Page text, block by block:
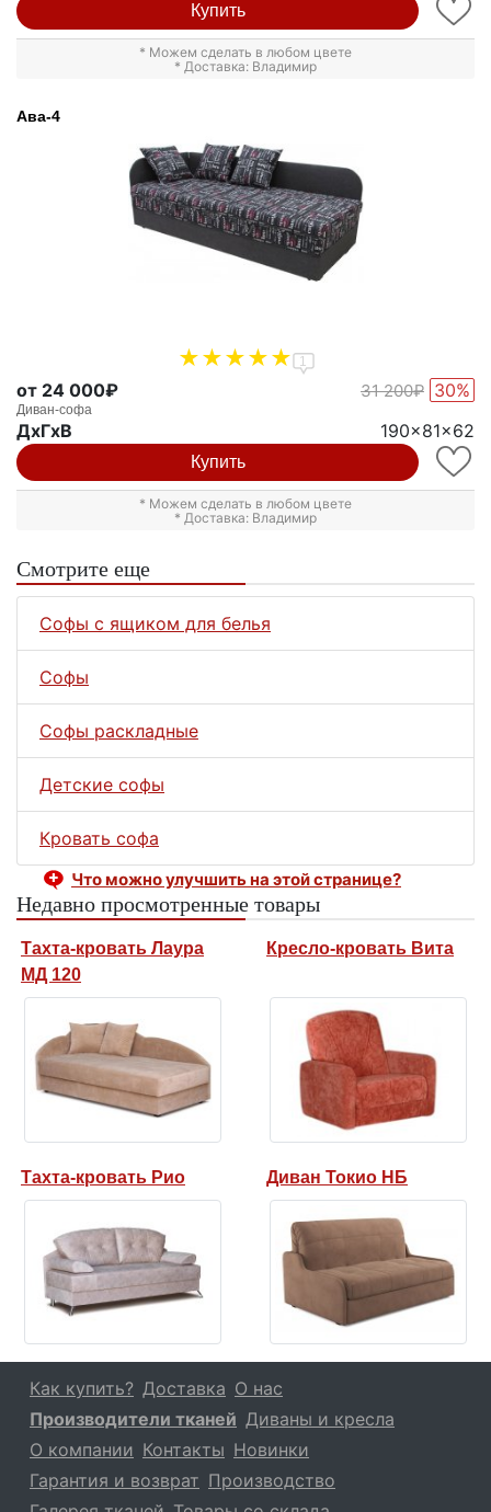
Купить
* Можем сделать в любом цвете
* Доставка: Владимир
Ава-4
1
от 24 000₽ 31 200₽ 30%
Диван-софа
ДxГxВ 190x81x62
Купить
* Можем сделать в любом цвете
* Доставка: Владимир
Смотрите еще
Софы с ящиком для белья
Софы
Софы раскладные
Детские софы
Кровать софа
Что можно улучшить на этой странице?
Недавно просмотренные товары
Тахта-кровать Лаура
МД 120
Кресло-кровать Вита
Тахта-кровать Рио Диван Токио НБ
Как купить? Доставка О нас
Производители тканей Диваны и кресла
О компании Контакты Новинки
Гарантия и возврат Производство